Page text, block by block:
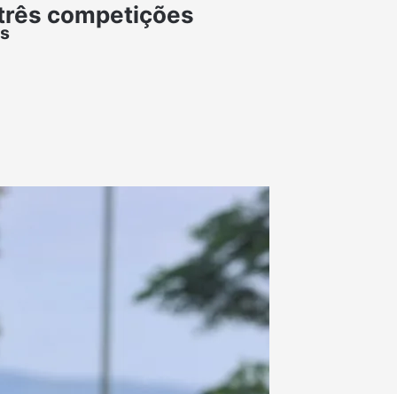
competições